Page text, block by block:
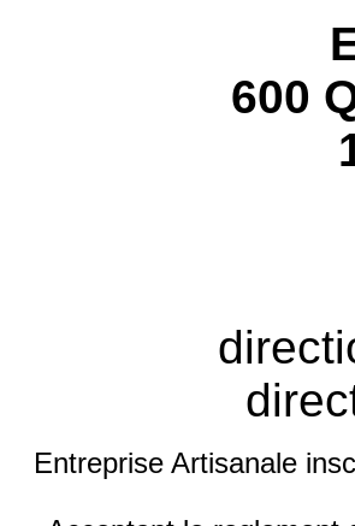
600
Entreprise Artisanale